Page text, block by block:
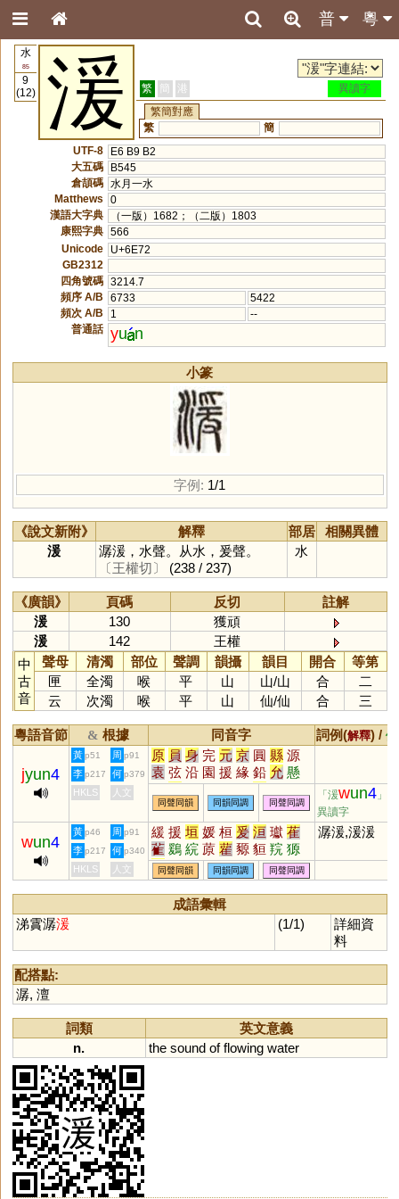
粵
普
水
85
9
(12)
湲 繁 簡 港
異讀字
繁簡對應
繁
簡
UTF-8
E6 B9 B2
大五碼
B545
倉頡碼 水月一水
Matthews
0
漢語大字典
（一版）1682；（二版）1803
康熙字典 566
Unicode
U+6E72
GB2312
四角號碼 3214.7
頻序 A/B
6733
5422
頻次 A/B
1
--
普通話 yu n
小篆
字例: 1/1
《說文新附》 解釋 部居
相關異體
湲
潺湲，水聲。从水，爰聲。
〔王權切〕
(238 / 237)
水
《廣韻》 頁碼 反切
註解
湲
130
獲頑
湲
142
王權
中
古
音
聲母 清濁 部位 聲調 韻攝 韻目 開合
等第
匣
全濁 喉 平 山 山/山 合
二
云
次濁 喉 平 山 仙/仙 合 三
粵語音節 & 根據 同音字 詞例(解釋) /
jyun4
黃 p51 周 p91 原 員 身 完 元 京 圓 縣 源
袁 弦 沿 園 援 緣 鉛 允 懸
烷 玄 丸 圜 猿 眩 沅 媛 芫
紈 炫 轅 爰 隕 椽 黿 鳶 洹
刓 螈 猨 邍 邧 櫞 壖 羱 蝯
蝝 榬 楥 嫄 鈆 堧 玆 捖 盷
杬 蚖 媴 笎 褑 鶢 鎱 謜 蒝
榞 玹 豲 妶 溒 妧 撋 忨 犉
獂 抏 岏 伭 芄 騵 汍
李 p217 何 p379
HKLS 人文
同聲同韻 同韻同調 同聲同調
「湲wun4 」的
異讀字
wun4
黃 p46 周 p91 緩 援 垣 媛 桓 爰 洹 瓛 萑
雈 鶢 綄 蒝 雚 豲 貆 羦 獂
荁 狟 峘
潺湲,湲湲
李 p217 何 p340
HKLS 人文 同聲同韻 同韻同調 同聲同調
成語彙輯
涕霣潺湲 (1/1)
詳細資
料
配搭點:
潺, 澶
詞類
英文意義
n.
the sound of flowing water